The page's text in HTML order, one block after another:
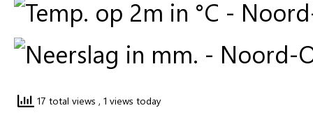
17 total views , 1 views today